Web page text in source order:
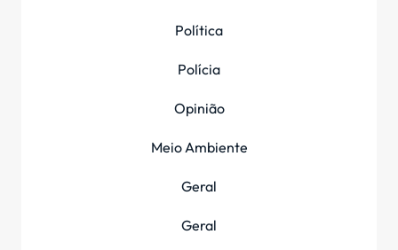
Política
Polícia
Opinião
Meio Ambiente
Geral
Geral